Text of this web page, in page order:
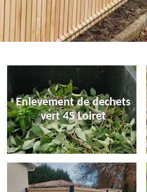
Enlevement de dechets
vert 45 Loiret